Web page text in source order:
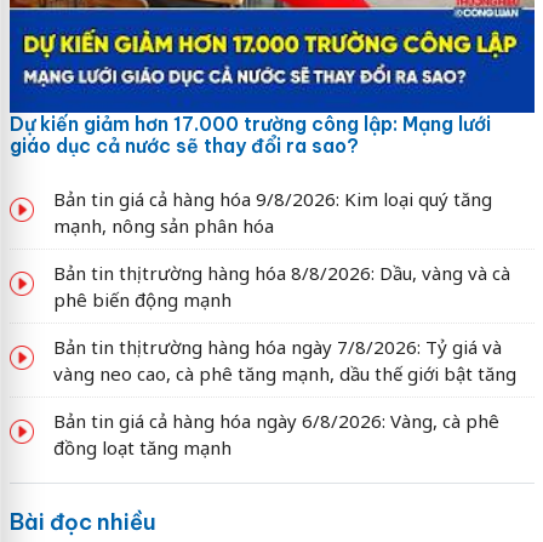
Dự kiến giảm hơn 17.000 trường công lập: Mạng lưới
giáo dục cả nước sẽ thay đổi ra sao?
Bản tin giá cả hàng hóa 9/8/2026: Kim loại quý tăng
mạnh, nông sản phân hóa
Bản tin thị trường hàng hóa 8/8/2026: Dầu, vàng và cà
phê biến động mạnh
Bản tin thị trường hàng hóa ngày 7/8/2026: Tỷ giá và
vàng neo cao, cà phê tăng mạnh, dầu thế giới bật tăng
Bản tin giá cả hàng hóa ngày 6/8/2026: Vàng, cà phê
đồng loạt tăng mạnh
Bài đọc nhiều